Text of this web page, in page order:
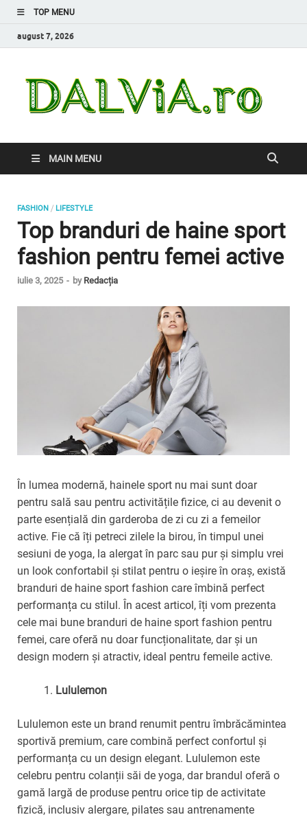
TOP MENU
august 7, 2026
MAIN MENU
FASHION / LIFESTYLE
Top branduri de haine sport
fashion pentru femei active
iulie 3, 2025 - by Redacția
În lumea modernă, hainele sport nu mai sunt doar
pentru sală sau pentru activitățile fizice, ci au devenit o
parte esențială din garderoba de zi cu zi a femeilor
active. Fie că îți petreci zilele la birou, în timpul unei
sesiuni de yoga, la alergat în parc sau pur și simplu vrei
un look confortabil și stilat pentru o ieșire în oraș, există
branduri de haine sport fashion care îmbină perfect
performanța cu stilul. În acest articol, îți vom prezenta
cele mai bune branduri de haine sport fashion pentru
femei, care oferă nu doar funcționalitate, dar și un
design modern și atractiv, ideal pentru femeile active.
Lululemon
Lululemon este un brand renumit pentru îmbrăcămintea
sportivă premium, care combină perfect confortul și
performanța cu un design elegant. Lululemon este
celebru pentru colanții săi de yoga, dar brandul oferă o
gamă largă de produse pentru orice tip de activitate
fizică, inclusiv alergare, pilates sau antrenamente